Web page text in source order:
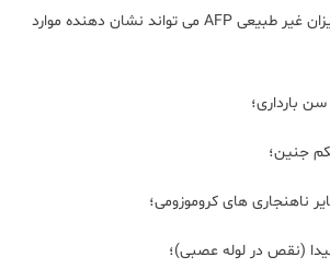
اندازه گیری می شود. میزان غیر طبیعی AFP می تواند نشان دهنده موارد